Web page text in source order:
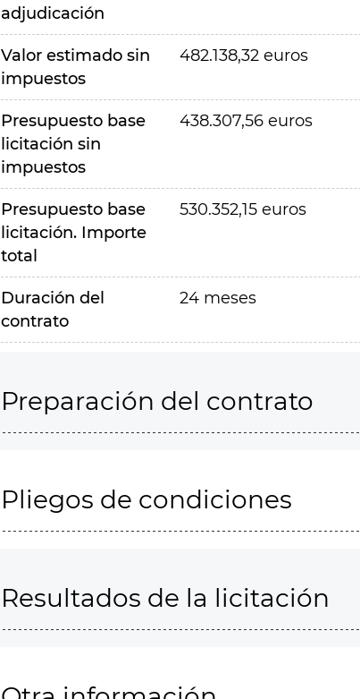
adjudicación
Valor estimado sin
impuestos
482.138,32 euros
Presupuesto base
licitación sin
impuestos
438.307,56 euros
Presupuesto base
licitación. Importe
total
530.352,15 euros
Duración del
contrato
24 meses
Preparación del contrato
Pliegos de condiciones
Resultados de la licitación